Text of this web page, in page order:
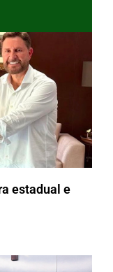
estadual e